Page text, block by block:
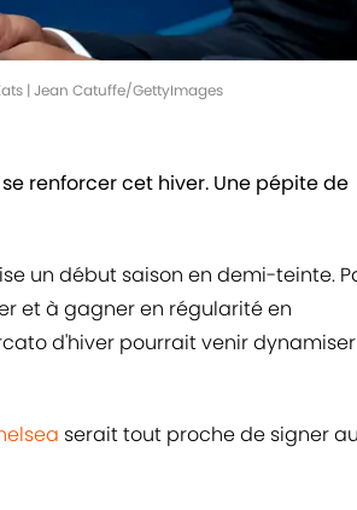
| Jean Catuffe/GettyImages
se renforcer cet hiver. Une pépite de
un début saison en demi-teinte.
et à gagner en régularité en
d'hiver pourrait venir dynamiser
serait tout proche de signer